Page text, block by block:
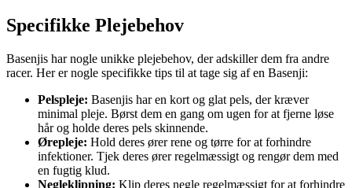
Specifikke Plejebehov
Basenjis har nogle unikke plejebehov, der adskiller dem fra andre
racer. Her er nogle specifikke tips til at tage sig af en Basenji:
Pelspleje: Basenjis har en kort og glat pels, der kræver
minimal pleje. Børst dem en gang om ugen for at fjerne løse
hår og holde deres pels skinnende.
Ørepleje: Hold deres ører rene og tørre for at forhindre
infektioner. Tjek deres ører regelmæssigt og rengør dem med
en fugtig klud.
Negleklipning: Klip deres negle regelmæssigt for at forhindre